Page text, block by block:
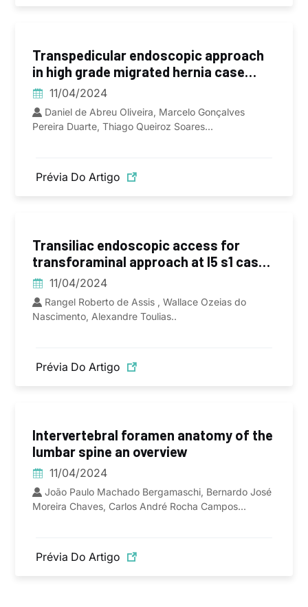
Transpedicular endoscopic approach
in high grade migrated hernia case
report
11/04/2024
Daniel de Abreu Oliveira, Marcelo Gonçalves
Pereira Duarte, Thiago Queiroz Soares...
Prévia Do Artigo
Transiliac endoscopic access for
transforaminal approach at l5 s1 cases
report
11/04/2024
Rangel Roberto de Assis , Wallace Ozeias do
Nascimento, Alexandre Toulias..
Prévia Do Artigo
Intervertebral foramen anatomy of the
lumbar spine an overview
11/04/2024
João Paulo Machado Bergamaschi, Bernardo José
Moreira Chaves, Carlos André Rocha Campos...
Prévia Do Artigo